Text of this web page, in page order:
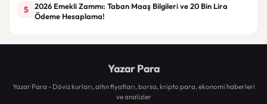
5
2026 Emekli Zammı: Taban Maaş Bilgileri ve 20 Bin Lira
Ödeme Hesaplama!
Yazar Para
Yazar Para - Döviz kurları, altın fiyatları, borsa, kripto para, ekonomi haberleri
ve analizler